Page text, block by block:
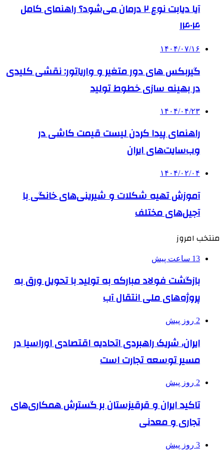
آیا دیابت نوع ۲ درمان می‌شود؟ راهنمای کامل
۱۴۰۴
۱۴۰۴/۰۷/۱۶
گیربکس های دور متغیر و واریاتور: نقشی کلیدی
در بهینه سازی خطوط تولید
۱۴۰۴/۰۴/۲۳
راهنمای پیدا کردن لیست قیمت کاشی در
وب‌سایت‌های ایران
۱۴۰۴/۰۲/۰۴
آموزش تهیه شکلات و شیرینی‌های خانگی با
آجیل‌های مختلف
منتخب امروز
13 ساعت پیش
بازگشت فولاد مبارکه به تولید با تحویل ورق به
پروژه‌های ملی انتقال آب
2 روز پیش
ایران، شریک راهبردی اتحادیه اقتصادی اوراسیا در
مسیر توسعه تجارت است
2 روز پیش
تاکید ایران و قرقیزستان بر گسترش همکاری‌های
تجاری و معدنی
3 روز پیش